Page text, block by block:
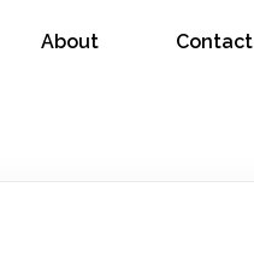
About Contact